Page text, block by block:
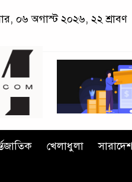
০৬ অগাস্ট ২০২৬, ২২ শ্রাবণ
খেলাধুলা সারাদেশ